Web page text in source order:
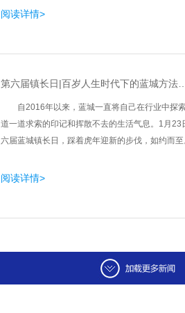
阅读详情>
第六届镇长日|百岁人生时代下的蓝城方法…
自2016年以来，蓝城一直将自己在行业中探
道一道求索的印记和挥散不去的生活气息。1月
六届蓝城镇长日，踩着虎年迎新的步伐，如约而
阅读详情>